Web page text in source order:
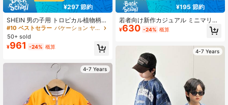
¥297 節約
SHEIN 男の子用 トロピカル植物柄
半袖シャツ&ショーツセット キッズ
夏用 2点セット
#10 ベストセラー
バケーション ヤングボーイズセット
50+ sold
¥961 -24% 概算
4-7 Years
¥195 節約
若者向け新作カジュアル ミニマリス
ト、バケーションスタイル、トロピ
カルプラント柄、フレッシュグリー
ロアメリカン、快適な半袖シャツと
ショーツセット
¥630 -24% 概算
4-7 Years